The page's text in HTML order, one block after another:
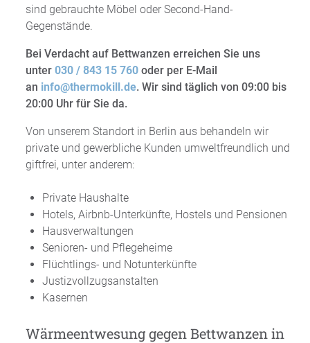
sind gebrauchte Möbel oder Second-Hand-
Gegenstände.
Bei Verdacht auf Bettwanzen erreichen Sie uns
unter 030 / 843 15 760 oder per E-Mail
an info@thermokill.de. Wir sind täglich von 09:00 bis
20:00 Uhr für Sie da.
Von unserem Standort in Berlin aus behandeln wir
private und gewerbliche Kunden umweltfreundlich und
giftfrei, unter anderem:
Private Haushalte
Hotels, Airbnb-Unterkünfte, Hostels und Pensionen
Hausverwaltungen
Senioren- und Pflegeheime
Flüchtlings- und Notunterkünfte
Justizvollzugsanstalten
Kasernen
Wärmeentwesung gegen Bettwanzen in